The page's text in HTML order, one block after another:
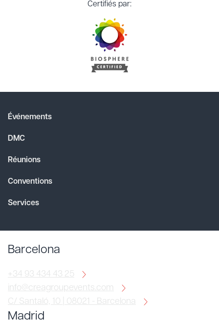
Certifiés par:
Événements
DMC
Réunions
Conventions
Services
Barcelona
+34 93 434 43 25
info@creagroupevents.com
C/ Santaló, 10 | 08021 - Barcelona
Madrid